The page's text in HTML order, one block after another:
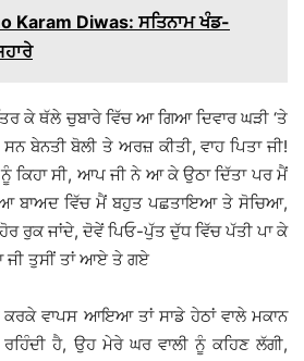
Karam Diwas: ਸਤਿਨਾਮ ਖੰਡ-
ਕੇ ਥੱਲੇ ਚੁਬਾਰੇ ਵਿੱਚ ਆ ਗਿਆ ਦਿਵਾਰ ਘੜੀ ‘ਤੇ
ਬੇਨਤੀ ਬੋਲੀ ਤੇ ਅਰਜ਼ ਕੀਤੀ, ਵਾਹ ਪਿਤਾ ਜੀ!
ਕਿਹਾ ਸੀ, ਆਪ ਜੀ ਨੇ ਆ ਕੇ ਉਠਾ ਦਿੱਤਾ ਪਰ ਮੈਂ
ਬਾਅਦ ਵਿੱਚ ਮੈਂ ਬਹੁਤ ਪਛਤਾਇਆ ਤੇ ਸੋਚਿਆ,
ਰੁਕ ਜਾਂਦੇ, ਦੋਵੇਂ ਪਿਓ-ਪੁੱਤ ਦੁੱਧ ਵਿੱਚ ਪੱਤੀ ਪਾ ਕੇ
ਜੀ ਤੁਸੀਂ ਤਾਂ ਆਏ ਤੇ ਗਏ
ਕਰਕੇ ਵਾਪਸ ਆਇਆ ਤਾਂ ਸਾਡੇ ਹੇਠਾਂ ਵਾਲੇ ਮਕਾਨ
ਹੈ, ਉਹ ਮੇਰੇ ਘਰ ਵਾਲੀ ਨੂੰ ਕਹਿਣ ਲੱਗੀ,